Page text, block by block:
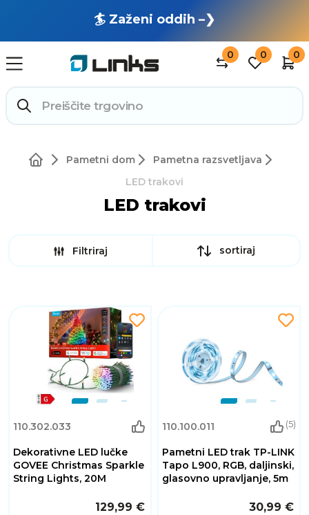
🏄 Zaženi oddih –❯
0 0 0
Pametni dom
Pametna razsvetljava
LED trakovi
LED trakovi
Filtriraj sortiraj
110.302.033
Dekorativne LED lučke
GOVEE Christmas Sparkle
String Lights, 20M
129,99 €
110.100.011 (5)
Pametni LED trak TP-LINK
Tapo L900, RGB, daljinski,
glasovno upravljanje, 5m
30,99 €